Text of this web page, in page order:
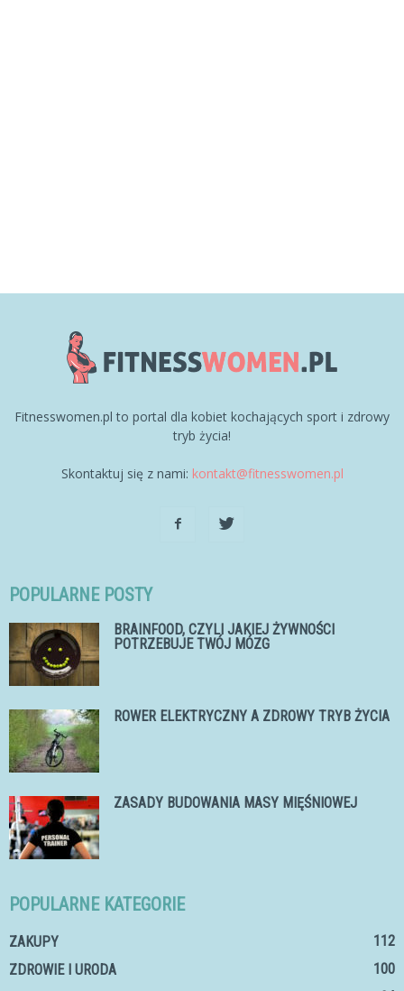
Fitnesswomen.pl to portal dla kobiet kochających sport i zdrowy
tryb życia!
Skontaktuj się z nami: kontakt@fitnesswomen.pl
POPULARNE POSTY
BRAINFOOD, CZYLI JAKIEJ ŻYWNOŚCI
POTRZEBUJE TWÓJ MÓZG
ROWER ELEKTRYCZNY A ZDROWY TRYB ŻYCIA
ZASADY BUDOWANIA MASY MIĘŚNIOWEJ
POPULARNE KATEGORIE
ZAKUPY
112
ZDROWIE I URODA
100